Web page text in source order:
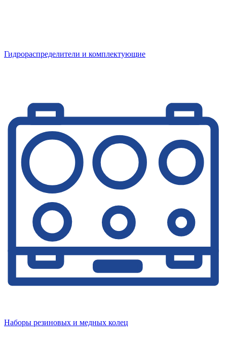
Гидрораспределители и комплектующие
Наборы резиновых и медных колец